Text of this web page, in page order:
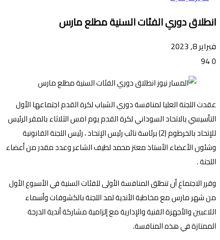
انطلاق دوري الفئات السنية مطلع مارس
فبراير 8, 2023
0
عقدت اللجنة العليا لمنافسة دوري الشباب لكرة القدم اجتماعها الأول
التأسيسي بالاتحاد السوداني لكرة القدم يوم امس الثلاثاء بالمقر الرئيس
للإتحاد بالخرطوم (2) برئاسة نائب رئيس الإتحاد ، رئيس اللجنة القانونية
وشئون الأعضاء الأستاذ معتز محمد لطيف الشاعر وعدد مقدر من أعضاء
اللجنة .
وقرر الاجتماع أن تنطلق المنافسة الأولى للفئات السنية في الأسبوع الأول
من شهر مارس مع مخاطبة الأندية لمد اللجنة بالكشوفات وأسماء
اللاعبين والأجهزة الفنية والإدارية مع إلزامية مشاركة أندية الدرجة
الممتازة في هذه المنافسة.